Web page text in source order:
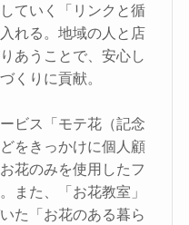
ていく「リンクと循
れる。地域の人と店
あうことで、安心し
くりに貢献。
ビス「モテ花（記念
をきっかけに個人顧
花のみを使用したフ
また、「お花教室」
た「お花のある暮ら